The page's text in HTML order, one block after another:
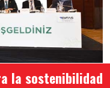
la sostenibilidad